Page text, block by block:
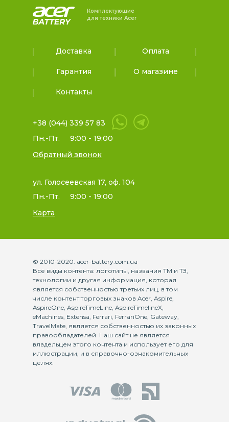
Комплектующие
для техники Acer
Доставка Оплата
Гарантия О магазине
Контакты
+38 (044) 339 57 83
Пн.-Пт.
9:00 - 19:00
Обратный звонок
ул. Голосеевская 17, оф. 104
Пн.-Пт.
9:00 - 19:00
Карта
© 2010-2020. acer-battery.com.ua
Все виды контента: логотипы, названия ТМ и ТЗ,
технологии и другая информация, которая
является собственностью третьих лиц, в том
числе контент торговых знаков Acer, Aspire,
AspireOne, AspireTimeLine, AspireTimelineX,
eMachines, Extensa, Ferrari, FerrariOne, Gateway,
TravelMate, является собственностью их законных
правообладателей. Наш сайт не является
владельцем этого контента и использует его для
иллюстрации, и в справочно-ознакомительных
целях.